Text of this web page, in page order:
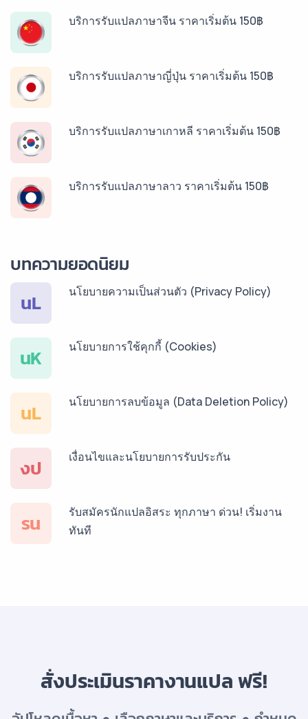
บริการรับแปลภาษาจีน ราคาเริ่มต้น 150฿
บริการรับแปลภาษาญี่ปุ่น ราคาเริ่มต้น 150฿
บริการรับแปลภาษาเกาหลี ราคาเริ่มต้น 150฿
บริการรับแปลภาษาลาว ราคาเริ่มต้น 150฿
บริการรับแปลภาษากัมพูชา ราคาเริ่มต้น 150฿
บริการรับแปลภาษาเวียดนาม ราคาเริ่มต้น 150฿
บริการรับแปลภาษาฝรั่งเศส ราคาเริ่มต้น 150฿
บริการรับแปลภาษาสเปน ราคาเริ่มต้น 150฿
บริการรับแปลภาษาเยอรมัน ราคาเริ่มต้น 150฿
บทความยอดนิยม
นL นโยบายความเป็นส่วนตัว (Privacy Policy)
นK นโยบายการใช้คุกกี้ (Cookies)
นL นโยบายการลบข้อมูล (Data Deletion Policy)
งป เงื่อนไขและนโยบายการรับประกัน
รน
รับสมัครนักแปลอิสระ ทุกภาษา ด่วน! เริ่มงาน
ทันที
สั่งประเมินราคางานแปล ฟรี!